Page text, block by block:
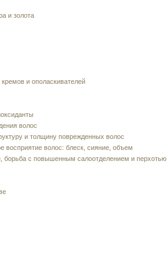
и золота
и ополаскивателей
волос
и толщину поврежденных волос
волос: блеск, сияние, объем
борьба с повышенным салоотделением и перхотью